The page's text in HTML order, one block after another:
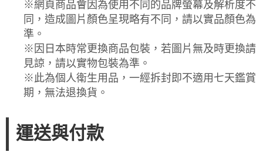
※網頁商品會因為使用不同的品牌螢幕及解析度不
同，造成圖片顏色呈現略有不同，請以實品顏色為
準。
※因日本時常更換商品包裝，若圖片無及時更換請
見諒，請以實物包裝為準。
※此為個人衛生用品，一經拆封即不適用七天鑑賞
期，無法退換貨。
運送與付款